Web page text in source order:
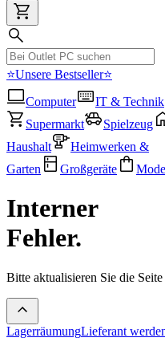
⭐Unsere Bestseller⭐
Computer
IT & Technik
Supermarkt
Spielzeug
Haushalt
Heimwerken &
Garten
Großgeräte Mode
Interner
Fehler.
Bitte aktualisieren Sie die Seite
LagerräumungLieferant